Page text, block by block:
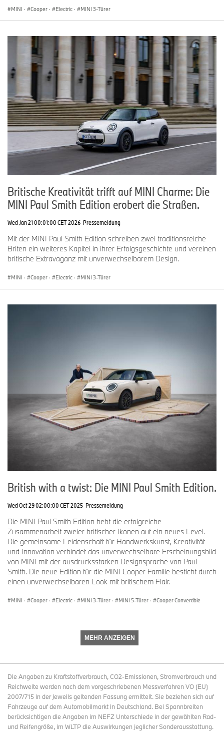
MINI · Cooper · Electric · MINI 3-Türer
Britische Kreativität trifft auf MINI Charme: Die
MINI Paul Smith Edition erobert die Straßen.
Wed Jan 21 00:01:00 CET 2026 Pressemeldung
Mit der MINI Paul Smith Edition schreiben zwei traditionsreiche
Briten ein weiteres Kapitel in ihrer Erfolgsgeschichte und vereinen
britische Extravaganz mit unverwechselbarem Design.
MINI · Cooper · Electric · MINI 3-Türer
British with a twist: Die MINI Paul Smith Edition.
Wed Oct 29 02:00:00 CET 2025 Pressemeldung
Die MINI Paul Smith Edition hebt die erfolgreiche
Zusammenarbeit zweier britischer Ikonen auf ein neues Level.
Die gemeinsame Leidenschaft für Handwerkskunst, Kreativität
und Innovation verbindet das unverwechselbare Erscheinungsbild
von MINI mit der ausdrucksstarken Designsprache von Paul
Smith. Die neue Edition für die MINI Cooper Familie besticht durch
einen unverwechselbaren Look mit britischem Flair.
MINI · Cooper · Electric · MINI 3-Türer · MINI 5-Türer · Cooper Convertible
MEHR ANZEIGEN
Die Angaben zu Kraftstoffverbrauch, CO2-Emissionen, Stromverbrauch und
Reichweite werden nach dem vorgeschriebenen Messverfahren VO (EU)
2007/715 in der jeweils geltenden Fassung ermittelt. Sie beziehen sich auf
Fahrzeuge auf dem Automobilmarkt in Deutschland. Bei Spannbreiten
berücksichtigen die Angaben im NEFZ Unterschiede in der gewählten Rad-
und Reifengröße, im WLTP die Auswirkungen jeglicher Sonderausstattung.